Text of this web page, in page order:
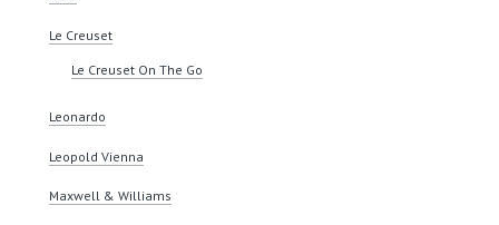
Le Creuset
Le Creuset On The Go
Leonardo
Leopold Vienna
Maxwell & Williams